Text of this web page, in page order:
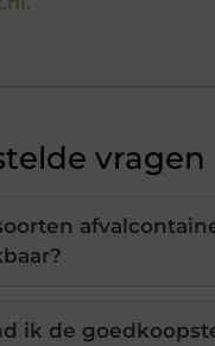
vragen
ik de